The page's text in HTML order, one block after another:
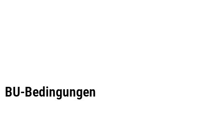
BU-Bedingungen